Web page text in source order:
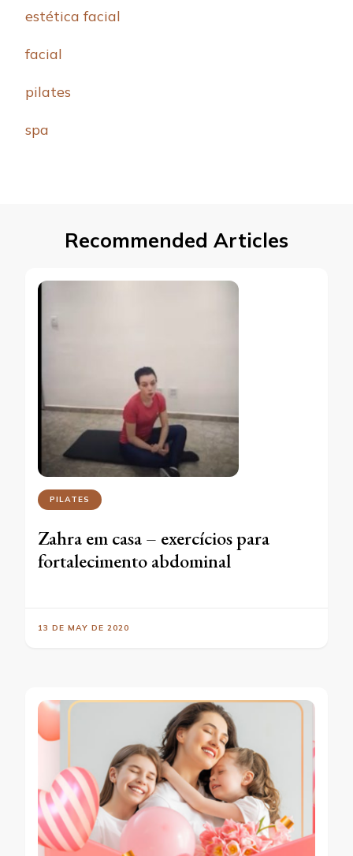
estética facial
facial
pilates
spa
Recommended Articles
PILATES
Zahra em casa – exercícios para
fortalecimento abdominal
13 DE MAY DE 2020